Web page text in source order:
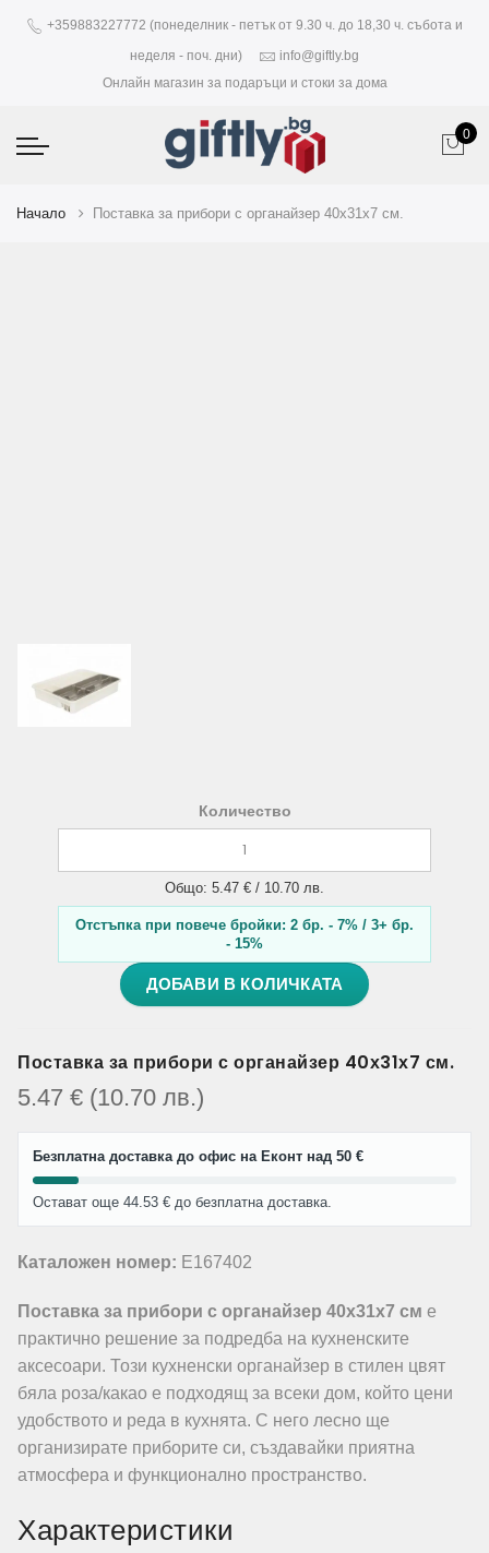
+359883227772 (понеделник - петък от 9.30 ч. до 18,30 ч. събота и
неделя - поч. дни)
info@giftly.bg
Онлайн магазин за подаръци и стоки за дома
0
Начало Поставка за прибори с органайзер 40х31х7 см.
Количество
Общо: 5.47 € / 10.70 лв.
Отстъпка при повече бройки: 2 бр. - 7% / 3+ бр.
- 15%
ДОБАВИ В КОЛИЧКАТА
Поставка за прибори с органайзер 40х31х7 см.
5.47 € (10.70 лв.)
Безплатна доставка до офис на Еконт над 50 €
Остават още 44.53 € до безплатна доставка.
Каталожен номер: E167402
Поставка за прибори с органайзер 40х31х7 см е
практично решение за подредба на кухненските
аксесоари. Този кухненски органайзер в стилен цвят
бяла роза/какао е подходящ за всеки дом, който цени
удобството и реда в кухнята. С него лесно ще
организирате приборите си, създавайки приятна
атмосфера и функционално пространство.
Характеристики